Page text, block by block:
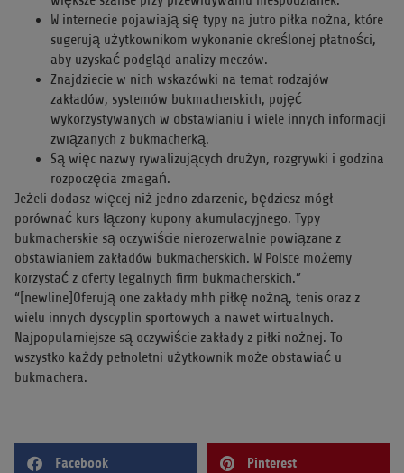
W internecie pojawiają się typy na jutro piłka nożna, które
sugerują użytkownikom wykonanie określonej płatności,
aby uzyskać podgląd analizy meczów.
Znajdziecie w nich wskazówki na temat rodzajów
zakładów, systemów bukmacherskich, pojęć
wykorzystywanych w obstawianiu i wiele innych informacji
związanych z bukmacherką.
Są więc nazwy rywalizujących drużyn, rozgrywki i godzina
rozpoczęcia zmagań.
Jeżeli dodasz więcej niż jedno zdarzenie, będziesz mógł
porównać kurs łączony kupony akumulacyjnego. Typy
bukmacherskie są oczywiście nierozerwalnie powiązane z
obstawianiem zakładów bukmacherskich. W Polsce możemy
korzystać z oferty legalnych firm bukmacherskich.”
“[newline]Oferują one zakłady mhh piłkę nożną, tenis oraz z
wielu innych dyscyplin sportowych a nawet wirtualnych.
Najpopularniejsze są oczywiście zakłady z piłki nożnej. To
wszystko każdy pełnoletni użytkownik może obstawiać u
bukmachera.
Facebook Pinterest